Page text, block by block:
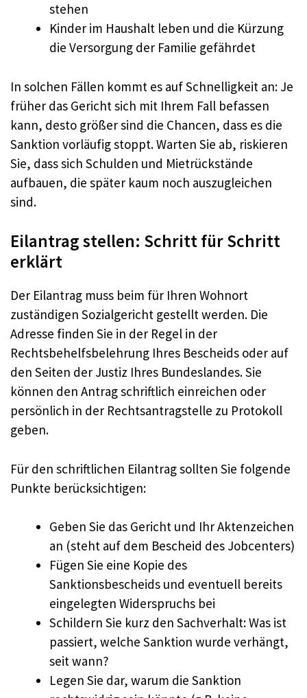
stehen
Kinder im Haushalt leben und die Kürzung
die Versorgung der Familie gefährdet
In solchen Fällen kommt es auf Schnelligkeit an: Je
früher das Gericht sich mit Ihrem Fall befassen
kann, desto größer sind die Chancen, dass es die
Sanktion vorläufig stoppt. Warten Sie ab, riskieren
Sie, dass sich Schulden und Mietrückstände
aufbauen, die später kaum noch auszugleichen
sind.
Eilantrag stellen: Schritt für Schritt
erklärt
Der Eilantrag muss beim für Ihren Wohnort
zuständigen Sozialgericht gestellt werden. Die
Adresse finden Sie in der Regel in der
Rechtsbehelfsbelehrung Ihres Bescheids oder auf
den Seiten der Justiz Ihres Bundeslandes. Sie
können den Antrag schriftlich einreichen oder
persönlich in der Rechtsantragstelle zu Protokoll
geben.
Für den schriftlichen Eilantrag sollten Sie folgende
Punkte berücksichtigen:
Geben Sie das Gericht und Ihr Aktenzeichen
an (steht auf dem Bescheid des Jobcenters)
Fügen Sie eine Kopie des
Sanktionsbescheids und eventuell bereits
eingelegten Widerspruchs bei
Schildern Sie kurz den Sachverhalt: Was ist
passiert, welche Sanktion wurde verhängt,
seit wann?
Legen Sie dar, warum die Sanktion